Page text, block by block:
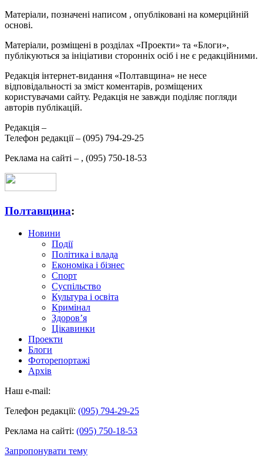
Матеріали, позначені написом , опубліковані на комерційній
основі.
Матеріали, розміщені в розділах «Проекти» та «Блоги»,
публікуються за ініціативи сторонніх осіб і не є редакційними.
Редакція інтернет-видання «Полтавщина» не несе
відповідальності за зміст коментарів, розміщених
користувачами сайту. Редакція не завжди поділяє погляди
авторів публікацій.
Редакція –
Телефон редакції – (095) 794-29-25
Реклама на сайті – , (095) 750-18-53
Полтавщина:
Новини
Події
Політика і влада
Економіка і бізнес
Спорт
Суспільство
Культура і освіта
Кримінал
Здоров’я
Цікавинки
Проекти
Блоги
Фоторепортажі
Архів
Наш e-mail:
Телефон редакції: (095) 794-29-25
Реклама на сайті: (095) 750-18-53
Запропонувати тему